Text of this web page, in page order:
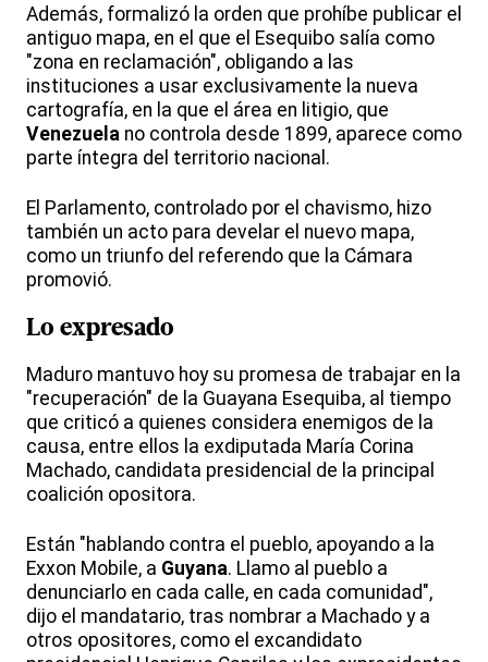
Además, formalizó la orden que prohíbe publicar el
antiguo mapa, en el que el Esequibo salía como
"zona en reclamación", obligando a las
instituciones a usar exclusivamente la nueva
cartografía, en la que el área en litigio, que
Venezuela no controla desde 1899, aparece como
parte íntegra del territorio nacional.
El Parlamento, controlado por el chavismo, hizo
también un acto para develar el nuevo mapa,
como un triunfo del referendo que la Cámara
promovió.
Lo expresado
Maduro mantuvo hoy su promesa de trabajar en la
"recuperación" de la Guayana Esequiba, al tiempo
que criticó a quienes considera enemigos de la
causa, entre ellos la exdiputada María Corina
Machado, candidata presidencial de la principal
coalición opositora.
Están "hablando contra el pueblo, apoyando a la
Exxon Mobile, a Guyana. Llamo al pueblo a
denunciarlo en cada calle, en cada comunidad",
dijo el mandatario, tras nombrar a Machado y a
otros opositores, como el excandidato